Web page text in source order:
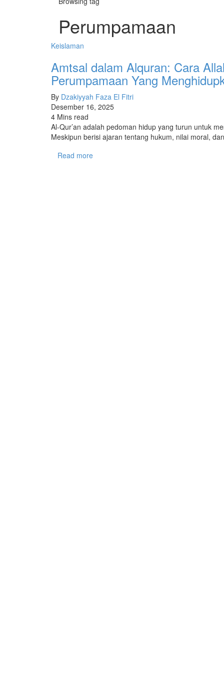
Perumpamaan
Keislaman
Amtsal dalam Alquran: Cara
Perumpamaan Yang
By Dzakiyyah Faza El Fitri
Desember 16, 2025
4 Mins read
Al-Qur’an adalah pedoman hidup yang turun untuk
Meskipun berisi ajaran tentang hukum, nilai moral,
Read more